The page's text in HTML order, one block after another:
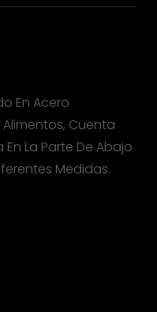
En Acero
Cuenta
La Parte De Abajo
Medidas.